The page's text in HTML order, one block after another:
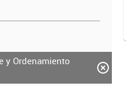
y Ordenamiento